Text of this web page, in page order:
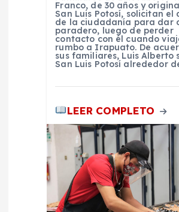
Franco, de 30 años y
San Luis Potosí, solicitan el
de la ciudadanía para dar
paradero, luego de perder
contacto con él cuando
rumbo a Irapuato. De
sus familiares, Luis Alberto
San Luis Potosí alrededor
LEER COMPLETO